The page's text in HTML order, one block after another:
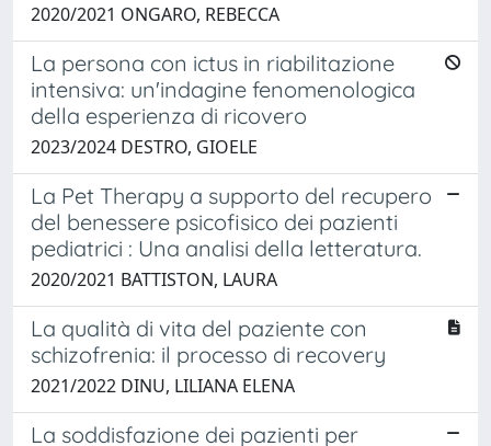
2020/2021 ONGARO, REBECCA
La persona con ictus in riabilitazione
intensiva: un'indagine fenomenologica
della esperienza di ricovero
2023/2024 DESTRO, GIOELE
La Pet Therapy a supporto del recupero
del benessere psicofisico dei pazienti
pediatrici : Una analisi della letteratura.
2020/2021 BATTISTON, LAURA
La qualità di vita del paziente con
schizofrenia: il processo di recovery
2021/2022 DINU, LILIANA ELENA
La soddisfazione dei pazienti per